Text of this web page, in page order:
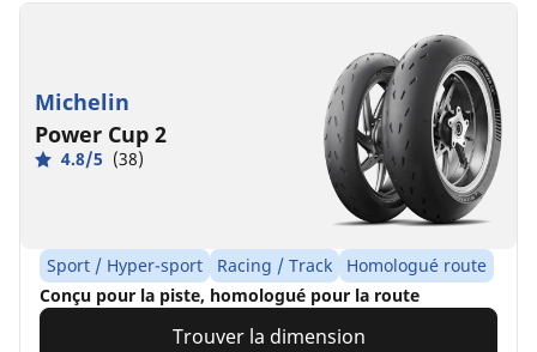
Michelin
Power Cup 2
4.8/5 (38)
Sport / Hyper-sport Racing / Track
Homologué route
Conçu pour la piste, homologué pour la route
Trouver la dimension